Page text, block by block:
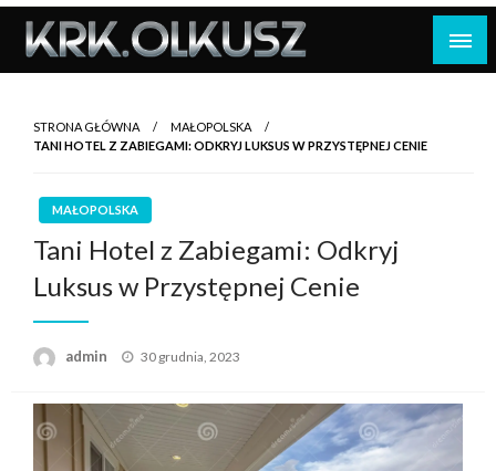
Skip
content
STRONA GŁÓWNA
MAŁOPOLSKA
TANI HOTEL Z ZABIEGAMI: ODKRYJ LUKSUS W PRZYSTĘPNEJ CENIE
MAŁOPOLSKA
Tani Hotel z Zabiegami: Odkryj
Luksus w Przystępnej Cenie
admin
Opublikowane
30 grudnia, 2023